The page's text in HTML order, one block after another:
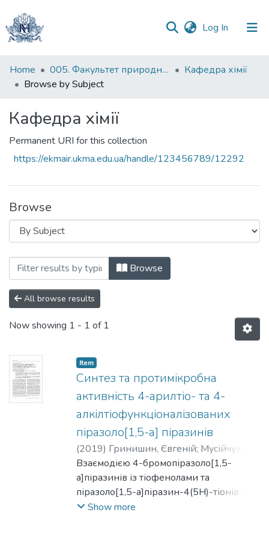
Log In (current)
Communities
&
All of DSpace
Home 005. Факультет природничих наук
Кафедра хімії
Browse by Subject
Кафедра хімії
Permanent URI for this collection
https://ekmair.ukma.edu.ua/handle/123456789/12292
Browse
Browsing Кафедра хімії by Subject "4-
Browse
All browse results
Now showing 1 - 1 of 1
Item
Синтез та протимікробна
активність 4-арилтіо- та 4-
алкілтіофункціоналізованих
піразоло[1,5-а] піразинів
(2019) Гринишин, Євгеній; Мусійчук, Г.
Комаровська-Порохнявець, О.
Взаємодією 4-бромопіразоло[1,5-
a]піразинів із тіофенолами та
піразоло[1,5-a]піразин-4(5Н)-тіонів із
функціоналізованими бромоалканами
Show more